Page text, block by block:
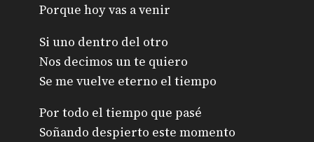
Porque hoy vas a venir
Si uno dentro del otro
Nos decimos un te quiero
Se me vuelve eterno el tiempo
Por todo el tiempo que pasé
Soñando despierto este momento